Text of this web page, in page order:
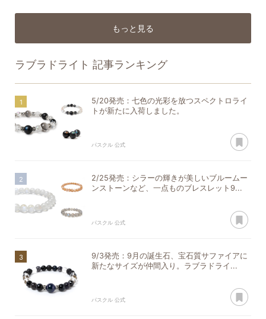
もっと見る
ラブラドライト 記事ランキング
5/20発売：七色の光彩を放つスペクトロライ
トが新たに入荷しました。
パスクル 公式
2/25発売：シラーの輝きが美しいブルームー
ンストーンなど、一点ものブレスレット9...
パスクル 公式
9/3発売：9月の誕生石、宝石質サファイアに
新たなサイズが仲間入り。ラブラドライ...
パスクル 公式